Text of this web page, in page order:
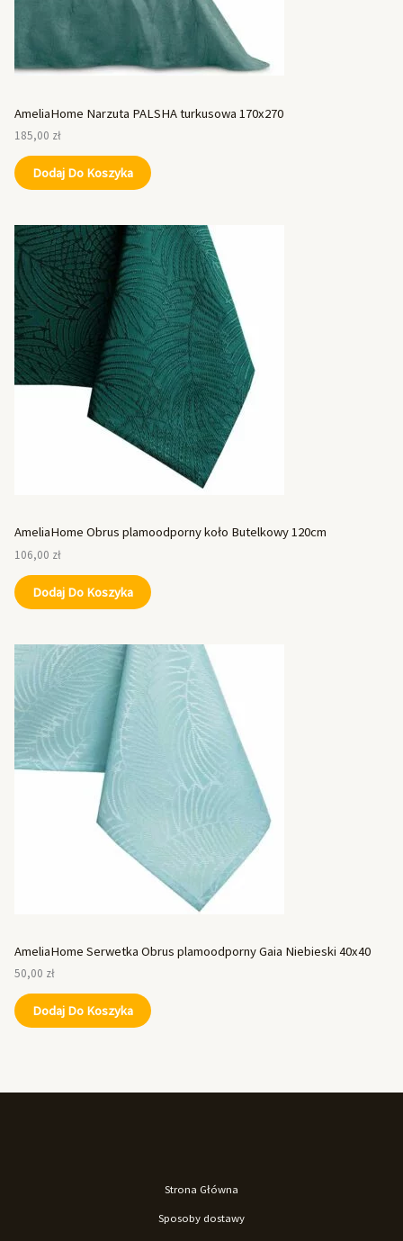
AmeliaHome Narzuta PALSHA turkusowa 170x270
185,00 zł
Dodaj Do Koszyka
AmeliaHome Obrus plamoodporny koło Butelkowy 120cm
106,00 zł
Dodaj Do Koszyka
AmeliaHome Serwetka Obrus plamoodporny Gaia Niebieski 40x40
50,00 zł
Dodaj Do Koszyka
Strona Główna
Sposoby dostawy